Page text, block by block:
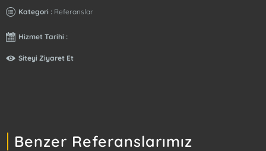
Kategori : Referanslar
Hizmet Tarihi :
Siteyi Ziyaret Et
Benzer Referanslarımız